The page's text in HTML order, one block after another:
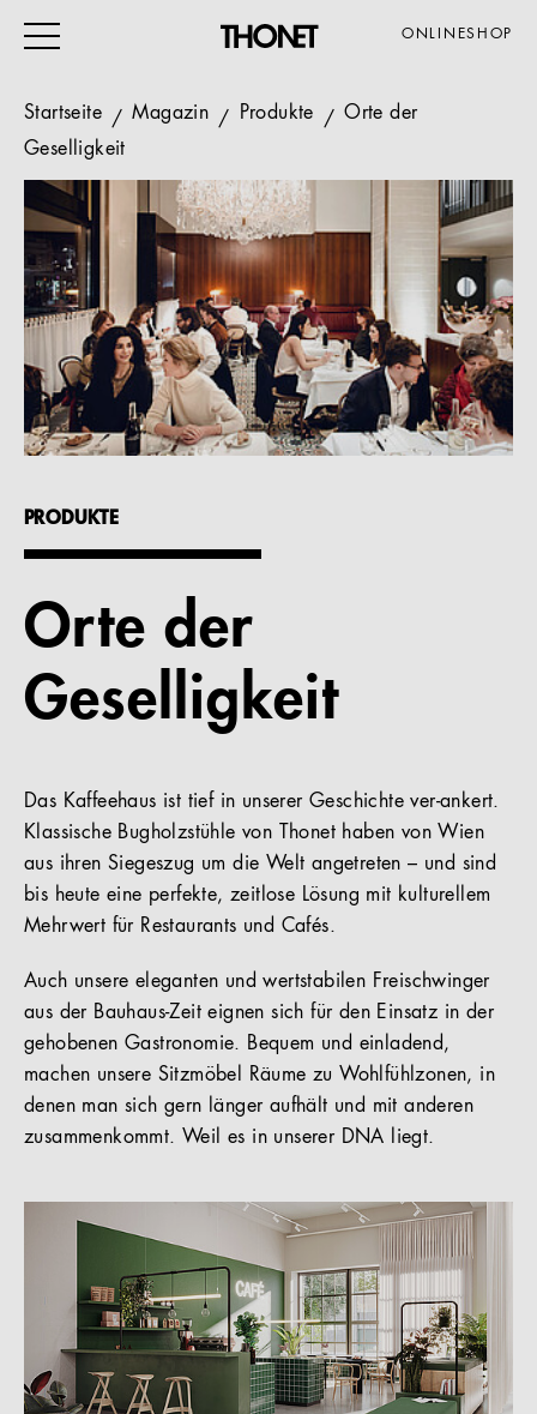
ONLINESHOP
ARBEITEN
WOHNEN
VERANSTALTUNG
GASTRO & HOTEL
ALLE PRODUKTE
Magazin
Service
Unternehmen
Startseite Magazin Produkte
Orte der
Geselligkeit
PRODUKTE
Orte der
Geselligkeit
Das Kaffeehaus ist tief in unserer Geschichte ver-ankert.
Klassische Bugholzstühle von Thonet haben von Wien
aus ihren Siegeszug um die Welt angetreten – und sind
bis heute eine perfekte, zeitlose Lösung mit kulturellem
Mehrwert für Restaurants und Cafés.
Auch unsere eleganten und wertstabilen Freischwinger
aus der Bauhaus-Zeit eignen sich für den Einsatz in der
gehobenen Gastronomie. Bequem und einladend,
machen unsere Sitzmöbel Räume zu Wohlfühlzonen, in
denen man sich gern länger aufhält und mit anderen
zusammenkommt. Weil es in unserer DNA liegt.